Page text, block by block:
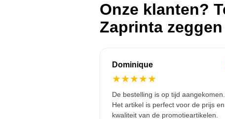
Onze klanten?
Zaprinta zeggen
Dominique
★★★★★
De bestelling is op tijd aangekomen.
Het artikel is perfect voor de prijs
kwaliteit van de promotieartikelen.